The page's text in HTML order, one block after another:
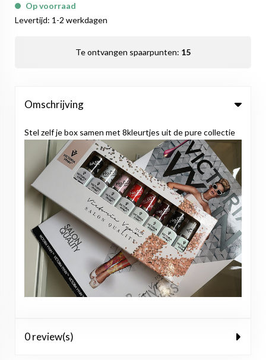
Op voorraad
Levertijd: 1-2 werkdagen
Te ontvangen spaarpunten: 15
Omschrijving
Stel zelf je box samen met 8kleurtjes uit de pure collectie
0 review(s)